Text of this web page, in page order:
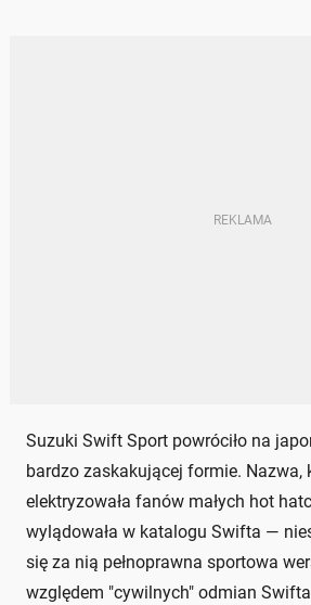
Suzuki Swift Sport powróciło na
bardzo zaskakującej formie. Nazwa,
elektryzowała fanów małych hot
wylądowała w katalogu Swifta —
się za nią pełnoprawna sportowa
względem "cywilnych" odmian